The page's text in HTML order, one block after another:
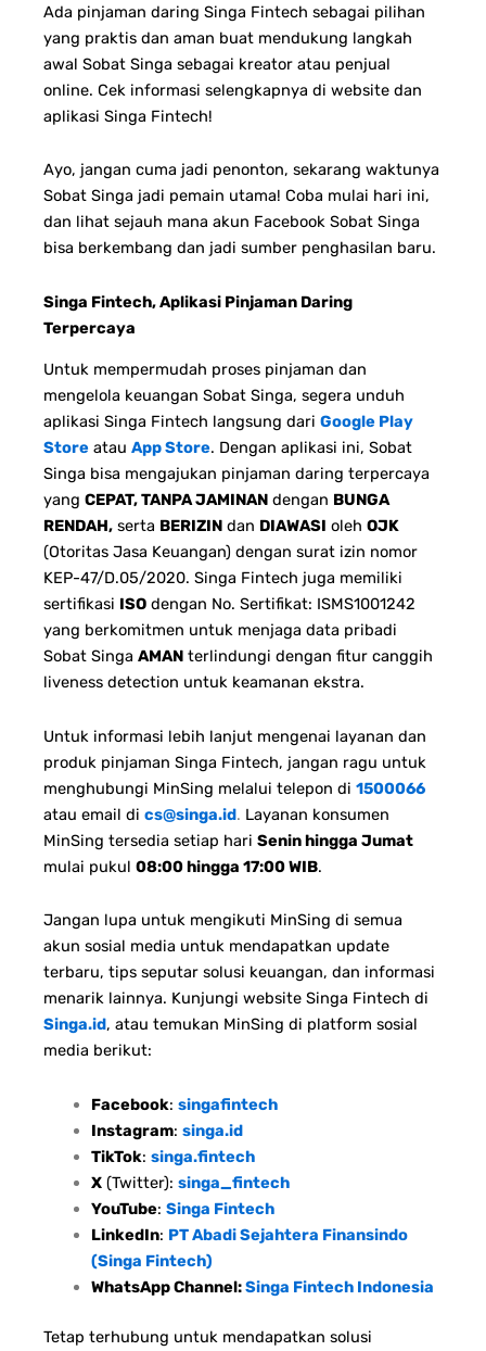
Ada pinjaman daring Singa Fintech sebagai pilihan
yang praktis dan aman buat mendukung langkah
awal Sobat Singa sebagai kreator atau penjual
online. Cek informasi selengkapnya di website dan
aplikasi Singa Fintech!
Ayo, jangan cuma jadi penonton, sekarang waktunya
Sobat Singa jadi pemain utama! Coba mulai hari ini,
dan lihat sejauh mana akun Facebook Sobat Singa
bisa berkembang dan jadi sumber penghasilan baru.
Singa Fintech, Aplikasi Pinjaman Daring
Terpercaya
Untuk mempermudah proses pinjaman dan
mengelola keuangan Sobat Singa, segera unduh
aplikasi Singa Fintech langsung dari Google Play
Store atau App Store. Dengan aplikasi ini, Sobat
Singa bisa mengajukan pinjaman daring terpercaya
yang CEPAT, TANPA JAMINAN dengan BUNGA
RENDAH, serta BERIZIN dan DIAWASI oleh OJK
(Otoritas Jasa Keuangan) dengan surat izin nomor
KEP-47/D.05/2020. Singa Fintech juga memiliki
sertifikasi ISO dengan No. Sertifikat: ISMS1001242
yang berkomitmen untuk menjaga data pribadi
Sobat Singa AMAN terlindungi dengan fitur canggih
liveness detection untuk keamanan ekstra.
Untuk informasi lebih lanjut mengenai layanan dan
produk pinjaman Singa Fintech, jangan ragu untuk
menghubungi MinSing melalui telepon di 1500066
atau email di cs@singa.id. Layanan konsumen
MinSing tersedia setiap hari Senin hingga Jumat
mulai pukul 08:00 hingga 17:00 WIB.
Jangan lupa untuk mengikuti MinSing di semua
akun sosial media untuk mendapatkan update
terbaru, tips seputar solusi keuangan, dan informasi
menarik lainnya. Kunjungi website Singa Fintech di
Singa.id, atau temukan MinSing di platform sosial
media berikut:
Facebook: singafintech
Instagram: singa.id
TikTok: singa.fintech
X(Twitter): singa_fintech
YouTube: Singa Fintech
LinkedIn: PT Abadi Sejahtera Finansindo
(Singa Fintech)
WhatsApp Channel:Singa Fintech Indonesia
Tetap terhubung untuk mendapatkan solusi